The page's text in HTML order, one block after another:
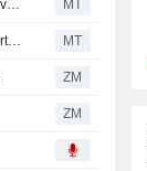
Peloton chute face au recul des abonnements ; Six Flags recule après des revenus décevants | Mouvements de marché MT
Le virage de Zillow vers son modèle " Preferred » accentue la pression à court terme, selon RBC MT
ZM
ZM